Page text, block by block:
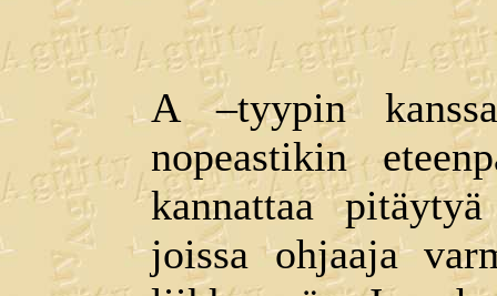
A –tyypin
nopeastikin
kannattaa
joissa ohjaaja